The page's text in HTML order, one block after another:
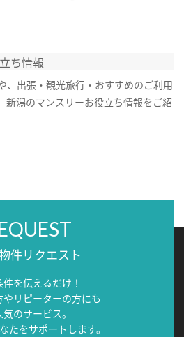
ち情報
、出張・観光旅行・おすすめのご利用
新潟のマンスリーお役立ち情報をご紹
件リクエスト
を伝えるだけ！
リピーターの方にも
のサービス。
たをサポートします。